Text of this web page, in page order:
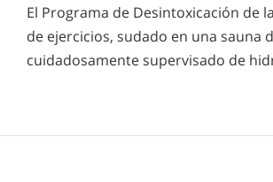
El Programa de Desintoxicación de
de ejercicios, sudado en una sauna
cuidadosamente supervisado de